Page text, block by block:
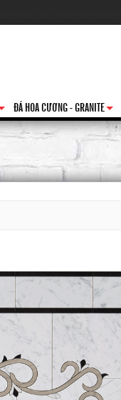
+ +
ĐÁ HOA CƯƠNG - GRANITE